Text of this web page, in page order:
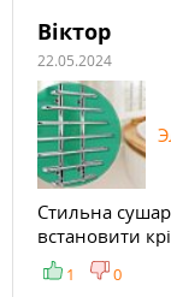
Віктор
22.05.2024
Стильна
встановити
1 0